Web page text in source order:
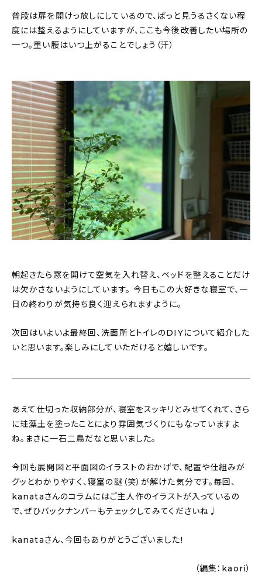
普段は扉を開けっ放しにしているので、ぱっと見うるさくない程
度には整えるようにしていますが、ここも今後改善したい場所の
一つ。重い腰はいつ上がることでしょう（汗）
朝起きたら窓を開けて空気を入れ替え、ベッドを整えることだけ
は欠かさないようにしています。 今日もこの大好きな寝室で、一
日の終わりが気持ち良く迎えられますように。
次回はいよいよ最終回、洗面所とトイレのDIYについて紹介した
いと思います。楽しみにしていただけると嬉しいです。
あえて仕切った収納部分が、寝室をスッキリとみせてくれて、さら
に珪藻土を塗ったことにより雰囲気づくりにもなっていますよ
ね。まさに一石二鳥だなと思いました。
今回も展開図と平面図のイラストのおかげで、配置や仕組みが
グッとわかりやすく、寝室の謎（笑）が解けた気分です。毎回、
kanataさんのコラムにはご主人作のイラストが入っているの
で、ぜひバックナンバーもテェックしてみてくださいね♩
kanataさん、今回もありがとうございました！
（編集：kaori）